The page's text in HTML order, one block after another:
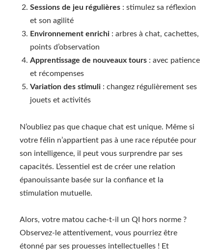
Sessions de jeu régulières : stimulez sa réflexion
et son agilité
Environnement enrichi : arbres à chat, cachettes,
points d’observation
Apprentissage de nouveaux tours : avec patience
et récompenses
Variation des stimuli : changez régulièrement ses
jouets et activités
N’oubliez pas que chaque chat est unique. Même si
votre félin n’appartient pas à une race réputée pour
son intelligence, il peut vous surprendre par ses
capacités. L’essentiel est de créer une relation
épanouissante basée sur la confiance et la
stimulation mutuelle.
Alors, votre matou cache-t-il un QI hors norme ?
Observez-le attentivement, vous pourriez être
étonné par ses prouesses intellectuelles ! Et